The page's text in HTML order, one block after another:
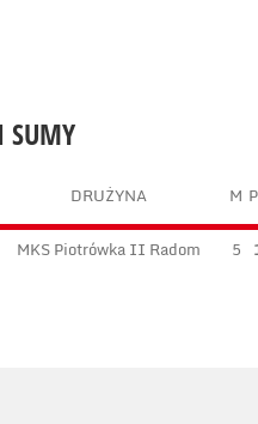
SUMY
DRUŻYNA M
MKS Piotrówka II Radom 5